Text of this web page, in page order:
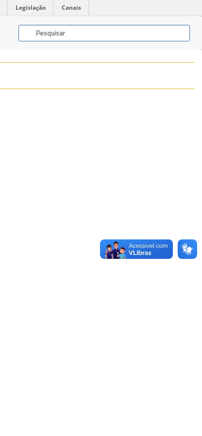
Legislação Canais